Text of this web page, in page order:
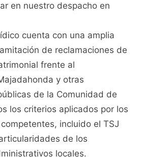
en nuestro despacho en
cuenta con una amplia
de reclamaciones de
frente al
y otras
de la Comunidad de
los criterios aplicados por los
incluido el TSJ
de los
locales.